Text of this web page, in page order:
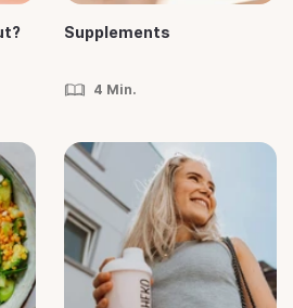
Supplements
4 Min.